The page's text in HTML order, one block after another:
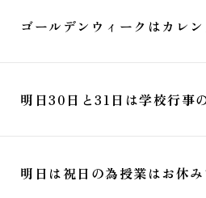
ゴールデンウィークはカレ
明日30日と31日は学校行事
明日は祝日の為授業はお休み